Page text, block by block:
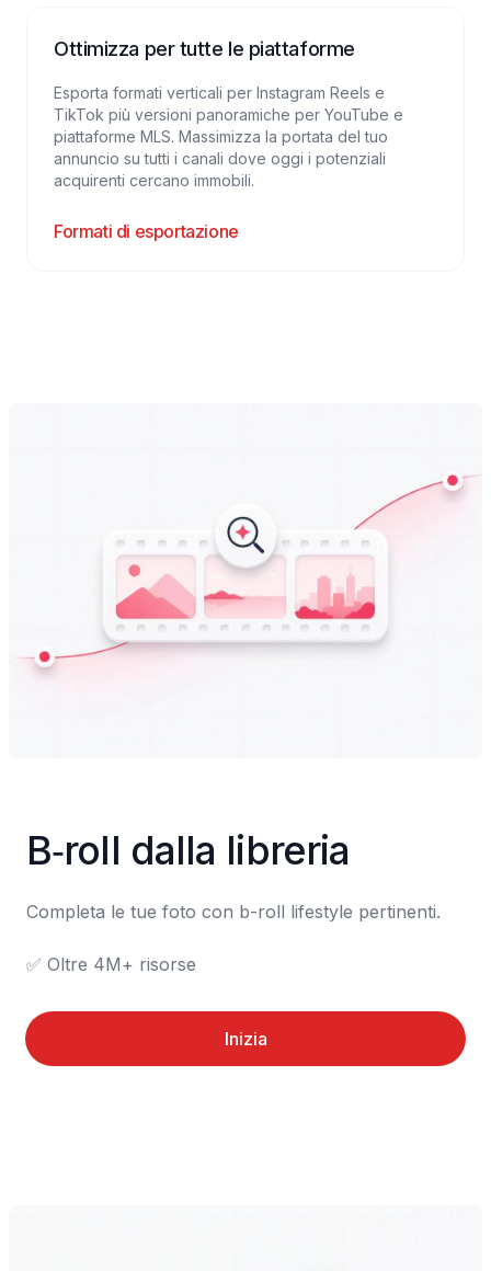
Ottimizza per tutte le piattaforme
Esporta formati verticali per Instagram Reels e
TikTok più versioni panoramiche per YouTube e
piattaforme MLS. Massimizza la portata del tuo
annuncio su tutti i canali dove oggi i potenziali
acquirenti cercano immobili.
Formati di esportazione
B‑roll dalla libreria
Completa le tue foto con b-roll lifestyle pertinenti.
✅ Oltre 4M+ risorse
Inizia